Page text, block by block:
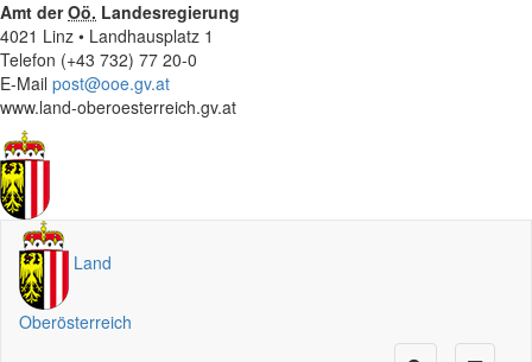
Amt derOö. Landesregierung
4021 Linz • Landhausplatz 1
Telefon (+43 732) 77 20-0
E-Mail post@ooe.gv.at
www.land-oberoesterreich.gv.at
Land
Oberösterreich